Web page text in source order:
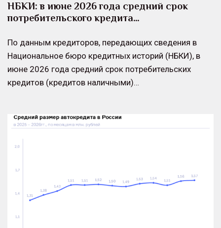
НБКИ: в июне 2026 года средний срок
потребительского кредита…
По данным кредиторов, передающих сведения в
Национальное бюро кредитных историй (НБКИ), в
июне 2026 года средний срок потребительских
кредитов (кредитов наличными)…